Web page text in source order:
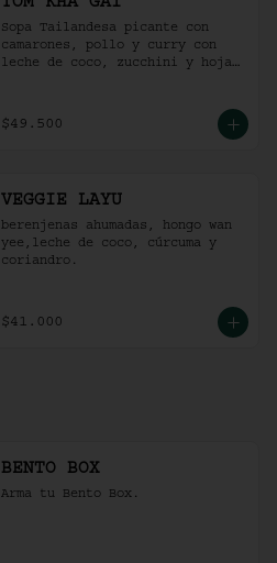
TOM KHA GAI
Sopa Tailandesa picante con
camarones, pollo y curry con
leche de coco, zucchini y hojas
$49.500
VEGGIE LAYU
berenjenas ahumadas, hongo wan
yee,leche de coco, cúrcuma y
coriandro.
$41.000
BENTO BOX
Arma tu Bento Box.